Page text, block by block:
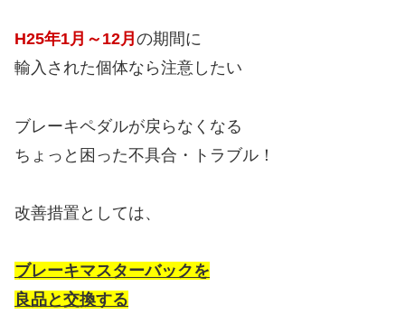
H25年1月～12月 の期間に
輸入された個体なら注意したい
ブレーキペダルが戻らなくなる
ちょっと困った不具合・トラブル！
改善措置としては、
ブレーキマスターバックを
良品と交換する